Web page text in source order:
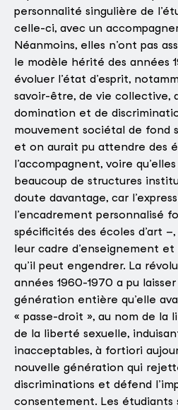
personnalité singulière de
celle-ci, avec un
Néanmoins, elles n’ont pas
le modèle hérité des années
évoluer l’état d’esprit,
savoir-être, de vie collective,
domination et de
mouvement sociétal de fond
et on aurait pu attendre des
l’accompagnent, voire
beaucoup de structures
doute davantage, car
l’encadrement personnalisé
spécificités des écoles d’art
leur cadre d’enseignement et
qu’il peut engendrer. La
années 1960-1970 a pu
génération entière qu’elle
« passe-droit », au nom de la
de la liberté sexuelle,
inacceptables, à fortiori
nouvelle génération qui
discriminations et défend
consentement. Les